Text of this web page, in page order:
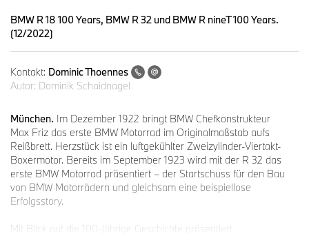
BMW R 18 100 Years, BMW R 32 und BMW R nineT 100 Years.
(12/2022)
Kontakt: Dominic Thoennes
Autor: Dominik Schaidnagel
München. Im Dezember 1922 bringt BMW Chefkonstrukteur
Max Friz das erste BMW Motorrad im Originalmaßstab aufs
Reißbrett. Herzstück ist ein luftgekühlter Zweizylinder-Viertakt-
Boxermotor. Bereits im September 1923 wird mit der R 32 das
erste BMW Motorrad präsentiert – der Startschuss für den Bau
von BMW Motorrädern und gleichsam eine beispiellose
Erfolgsstory.
Mit Blick auf die 100-jährige Geschichte präsentiert